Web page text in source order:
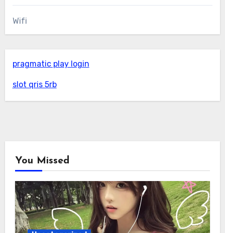
Wifi
pragmatic play login
slot qris 5rb
You Missed